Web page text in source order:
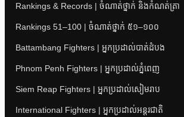
Rankings & Records | ចំណាត់ថ្នាក់ និងកំណត់ត្រា
Rankings 51–100 | ចំណាត់ថ្នាក់ ៥១–១០០
Battambang Fighters | អ្នកប្រដាល់បាត់ដំបង
Phnom Penh Fighters | អ្នកប្រដាល់ភ្នំពេញ
Siem Reap Fighters | អ្នកប្រដាល់សៀមរាប
International Fighters | អ្នកប្រដាល់អន្តរជាតិ